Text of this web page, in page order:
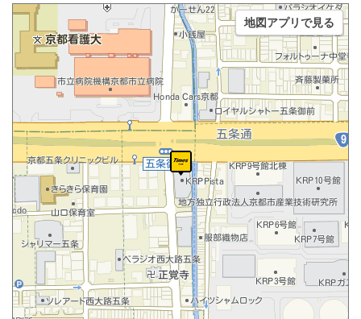
地図アプリで見る